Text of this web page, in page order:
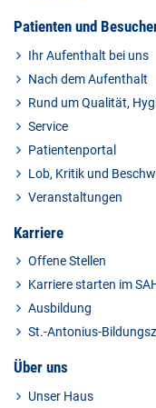
Patienten und
Ihr Aufenthalt bei uns
Nach dem Aufenthalt
Rund um Qualität,
Service
Patientenportal
Lob, Kritik und
Veranstaltungen
Karriere
Offene Stellen
Karriere starten im
Ausbildung
St.-Antonius-
Über uns
Unser Haus